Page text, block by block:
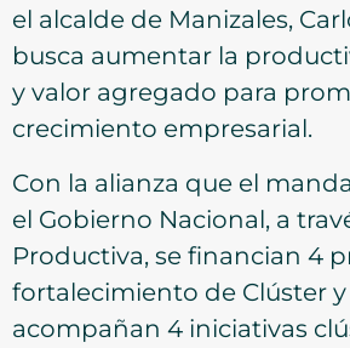
el alcalde de Manizales,
busca aumentar la
y valor agregado para
crecimiento empresarial.
Con la alianza que el
el Gobierno Nacional, a
Productiva, se financian 4
fortalecimiento de Clúster y
acompañan 4 iniciativas